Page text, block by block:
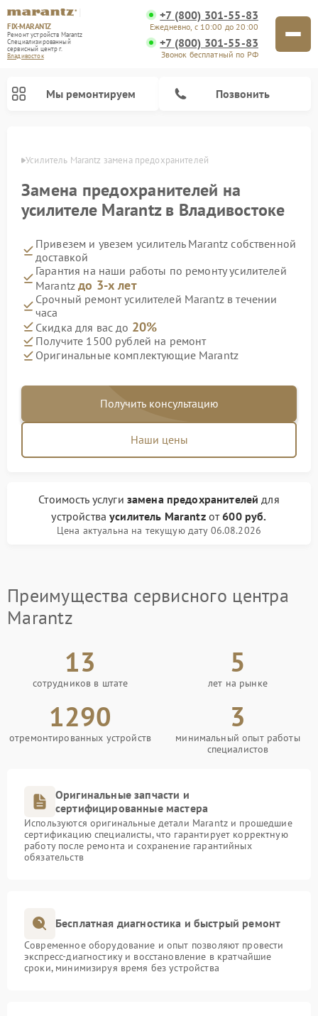
FIX-MARANTZ
Ремонт устройств Marantz
Специализированный
cервисный центр г.
Владивосток
+7 (800) 301-55-83
Ежедневно, с 10:00 до 20:00
+7 (800) 301-55-83
Звонок бесплатный по РФ
Мы ремонтируем Позвонить
Усилитель Marantz замена предохранителей
Замена предохранителей на
усилителе Marantz в Владивостоке
Привезем и увезем усилитель Marantz собственной
доставкой
Гарантия на наши работы по ремонту усилителей
Marantzдо 3-х лет
Срочный ремонт усилителей Marantz в течении
часа
Скидка для вас до 20%
Получите 1500 рублей на ремонт
Оригинальные комплектующие Marantz
Получить консультацию
Наши цены
Стоимость услуги замена предохранителей для
устройстваусилитель Marantzот600 руб.
Цена актуальна на текущую дату 06.08.2026
Преимущества сервисного центра
Marantz
13
сотрудников в штате
5
лет на рынке
1290
отремонтированных устройств
3
минимальный опыт работы
специалистов
Оригинальные запчасти и
сертифицированные мастера
Используются оригинальные детали Marantz и прошедшие
сертификацию специалисты, что гарантирует корректную
работу после ремонта и сохранение гарантийных
обязательств
Бесплатная диагностика и быстрый ремонт
Современное оборудование и опыт позволяют провести
экспресс-диагностику и восстановление в кратчайшие
сроки, минимизируя время без устройства